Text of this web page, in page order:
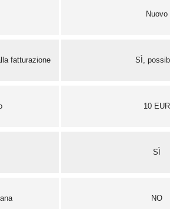
Nuovo
fatturazione SÌ,
10 EUR
SÌ
NO